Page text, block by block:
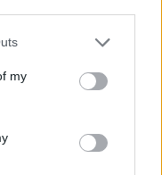
one or more Google
You may click to
third-party tags to
in below Google
my